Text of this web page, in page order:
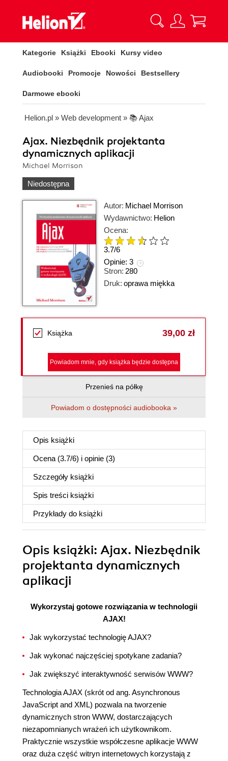
Kategorie Książki Ebooki Kursy video
Audiobooki Promocje Nowości Bestsellery
Darmowe ebooki
Helion.pl » Web development » 📚 Ajax
Ajax. Niezbędnik projektanta
dynamicznych aplikacji
Michael Morrison
Niedostępna
Autor: Michael Morrison
Wydawnictwo: Helion
Ocena:
3.7/6
Opinie: 3
Stron: 280
Druk: oprawa miękka
Książka 39,00 zł
Powiadom mnie, gdy książka będzie dostępna
Przenieś na półkę
Powiadom o dostępności audiobooka »
Opis książki
Ocena (3.7/6) i opinie (3)
Szczegóły książki
Spis treści książki
Przykłady do książki
Opis książki: Ajax. Niezbędnik
projektanta dynamicznych
aplikacji
Wykorzystaj gotowe rozwiązania w technologii
AJAX!
Jak wykorzystać technologię AJAX?
Jak wykonać najczęściej spotykane zadania?
Jak zwiększyć interaktywność serwisów WWW?
Technologia AJAX (skrót od ang. Asynchronous
JavaScript and XML) pozwala na tworzenie
dynamicznych stron WWW, dostarczających
niezapomnianych wrażeń ich użytkownikom.
Praktycznie wszystkie współczesne aplikacje WWW
oraz duża część witryn internetowych korzystają z